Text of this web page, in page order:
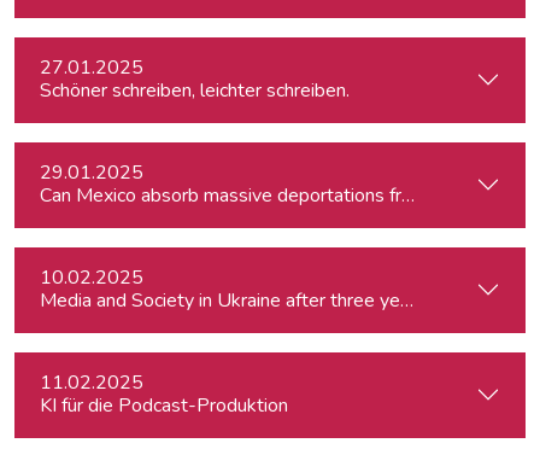
27.01.2025
Schöner schreiben, leichter schreiben.
29.01.2025
Can Mexico absorb massive deportations from the US?
10.02.2025
Media and Society in Ukraine after three years of war.
11.02.2025
KI für die Podcast-Produktion